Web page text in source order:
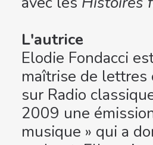
L'autrice
Elodie Fondacci
maîtrise de
sur Radio
2009 une
musique » qui a